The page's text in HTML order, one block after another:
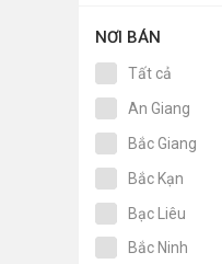
NƠI BÁN
Tất cả
An Giang
Bắc Giang
Bắc Kạn
Bạc Liêu
Bắc Ninh